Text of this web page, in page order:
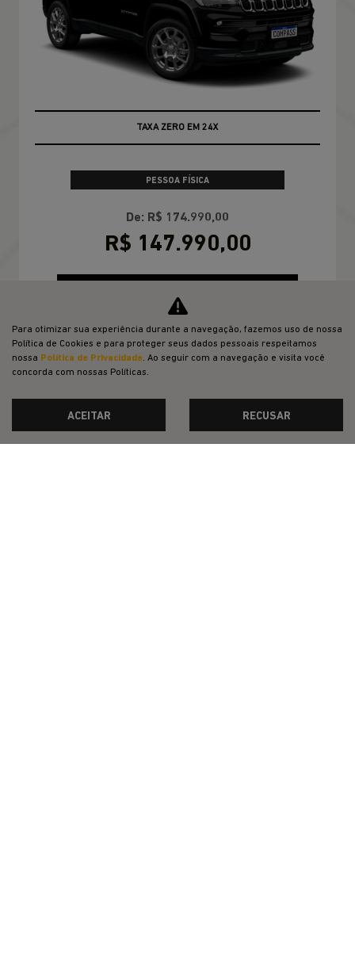
TAXA ZERO EM 24X
PESSOA FÍSICA
De: R$ 174.990,00
R$ 147.990,00
Para otimizar sua experiência durante a navegação, fazemos uso de nossa
Política de Cookies e para proteger seus dados pessoais respeitamos
nossa Política de Privacidade. Ao seguir com a navegação e visita você
concorda com nossas Políticas.
ACEITAR RECUSAR